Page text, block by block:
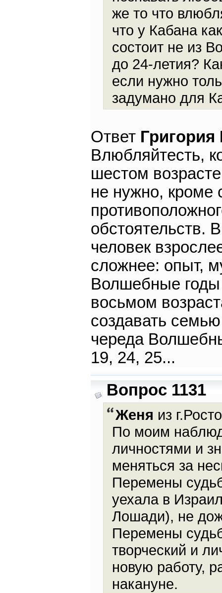
же то что
что у Кабана
состоит не из
до 24-летия?
если нужно
задумано для
Ответ
Влюбляйтесть,
шестом
не нужно, кроме
обстоятельств.
человек
сложнее: опыт,
Волшебные
восьмом
создавать
череда
19, 24, 25...
Вопрос 1131
Женя из
По моим
личностями и
меняться за
Перемены
уехала в
Лошади), не
Перемены
творческий и
новую работу,
накануне.